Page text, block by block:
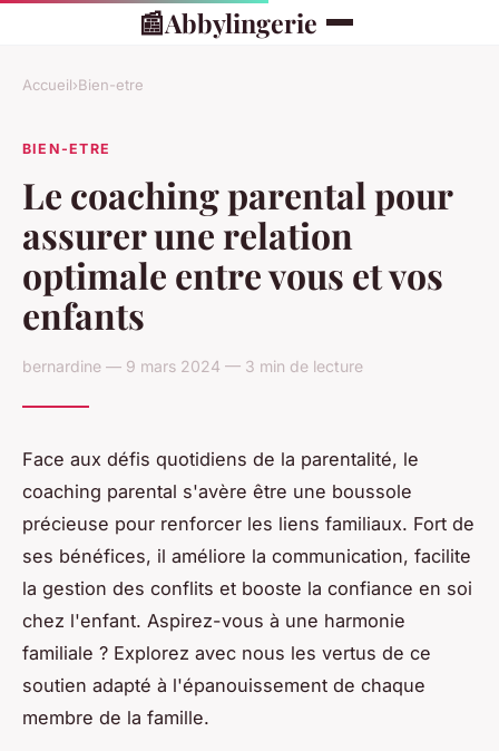
📰Abbylingerie
Accueil›Bien-etre
BIEN-ETRE
Le coaching parental pour
assurer une relation
optimale entre vous et vos
enfants
bernardine — 9 mars 2024 — 3 min de lecture
Face aux défis quotidiens de la parentalité, le
coaching parental s'avère être une boussole
précieuse pour renforcer les liens familiaux. Fort de
ses bénéfices, il améliore la communication, facilite
la gestion des conflits et booste la confiance en soi
chez l'enfant. Aspirez-vous à une harmonie
familiale ? Explorez avec nous les vertus de ce
soutien adapté à l'épanouissement de chaque
membre de la famille.